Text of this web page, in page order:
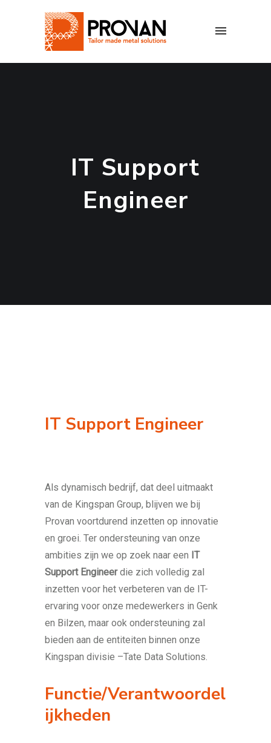
IT Support
Engineer
IT Support Engineer
Als dynamisch bedrijf, dat deel uitmaakt
van de Kingspan Group, blijven we bij
Provan voortdurend inzetten op innovatie
en groei. Ter ondersteuning van onze
ambities zijn we op zoek naar een IT
Support Engineerdie zich volledig zal
inzetten voor het verbeteren van de IT-
ervaring voor onze medewerkers in Genk
en Bilzen, maar ook ondersteuning zal
bieden aan de entiteiten binnen onze
Kingspan divisie –Tate Data Solutions.
Functie/Verantwoordel
ijkheden